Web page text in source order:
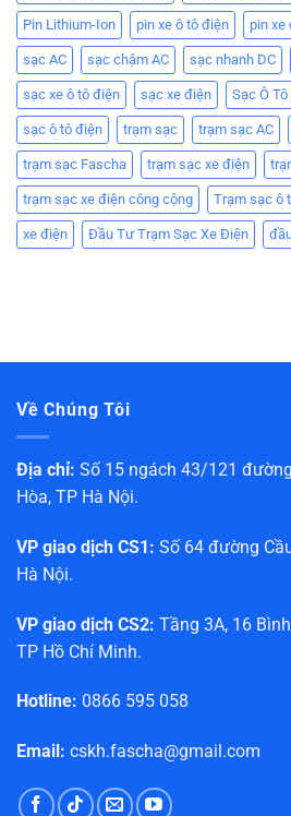
Pin Lithium-Ion pin xe ô tô điện pin xe
sạc AC sạc chậm AC sạc nhanh DC
sạc xe ô tô điện sạc xe điện Sạc Ô
sạc ô tô điện trạm sạc trạm sạc AC
trạm sạc Fascha trạm sạc xe điện
trạm sạc xe điện công cộng Trạm sạc ô
xe điện Đầu Tư Trạm Sạc Xe Điện
Về Chúng Tôi
Địa chỉ: Số 15 ngách 43/121 đường
Hòa, TP Hà Nội.
VP giao dịch CS1: Số 64 đường
Hà Nội.
VP giao dịch CS2: Tầng 3A, 16
TP Hồ Chí Minh.
Hotline: 0866 595 058
Email: cskh.fascha@gmail.com